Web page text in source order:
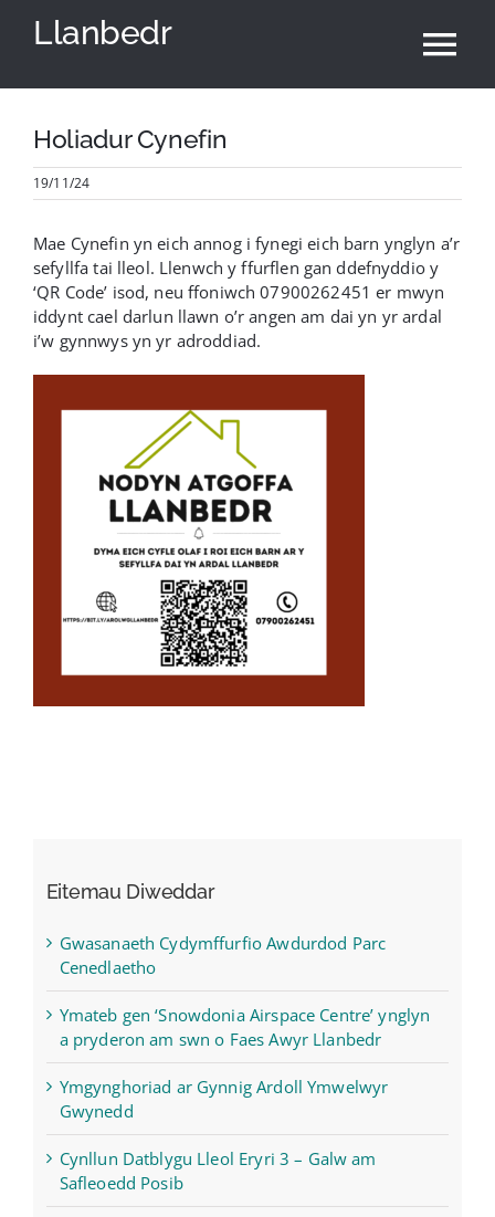
Llanbedr
Cyngor Cymuned
Neuadd Y Pentref
Newyddion
Yr Ardal
Holiadur Cynefin
19/11/24
Mae Cynefin yn eich annog i fynegi eich barn ynglyn a’r
sefyllfa tai lleol. Llenwch y ffurflen gan ddefnyddio y
‘QR Code’ isod, neu ffoniwch 07900262451 er mwyn
iddynt cael darlun llawn o’r angen am dai yn yr ardal
i’w gynnwys yn yr adroddiad.
Eitemau Diweddar
Gwasanaeth Cydymffurfio Awdurdod Parc
Cenedlaetho
Ymateb gen ‘Snowdonia Airspace Centre’ ynglyn
a pryderon am swn o Faes Awyr Llanbedr
Ymgynghoriad ar Gynnig Ardoll Ymwelwyr
Gwynedd
Cynllun Datblygu Lleol Eryri 3 – Galw am
Safleoedd Posib